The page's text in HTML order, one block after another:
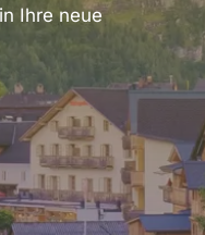
Ihre neue